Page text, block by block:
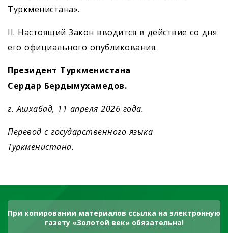
Туркменистана».
II. Настоящий Закон вводится в действие со дня
его официального опубликования.
Президент Туркменистана
Сердар Бердымухамедов.
г. Ашхабад, 11 апреля 2026 года.
Перевод с государственного языка
Туркменистана.
При копировании материалов ссылка на электронную
газету «Золотой век» обязательна!